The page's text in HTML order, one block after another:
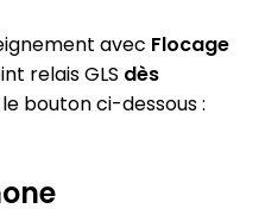
avec Flocage
relais GLS dès
bouton ci-dessous :